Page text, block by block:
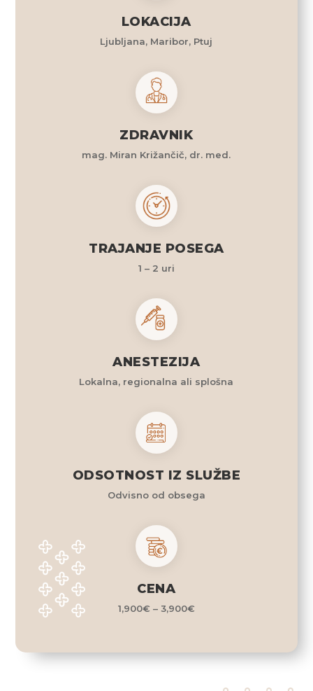
LOKACIJA
Ljubljana, Maribor, Ptuj
ZDRAVNIK
mag. Miran Križančič, dr. med.
TRAJANJE POSEGA
1 – 2 uri
ANESTEZIJA
Lokalna, regionalna ali splošna
ODSOTNOST IZ SLUŽBE
Odvisno od obsega
CENA
1,900€ – 3,900€